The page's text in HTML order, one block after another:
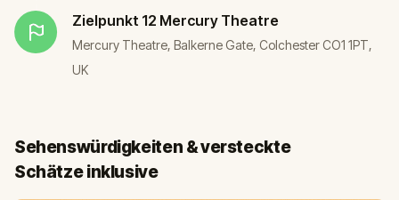
Zielpunkt 12 Mercury Theatre
Mercury Theatre, Balkerne Gate, Colchester CO1 1PT,
UK
Sehenswürdigkeiten & versteckte
Schätze inklusive